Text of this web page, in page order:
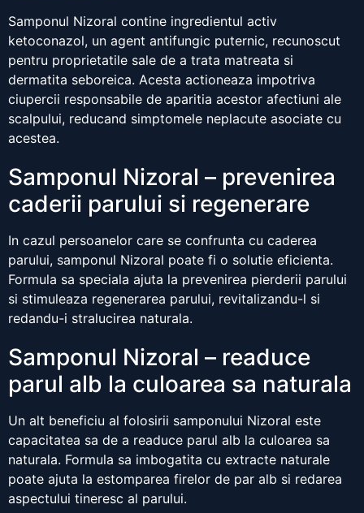
Samponul Nizoral contine ingredientul activ
ketoconazol, un agent antifungic puternic, recunoscut
pentru proprietatile sale de a trata matreata si
dermatita seboreica. Acesta actioneaza impotriva
ciupercii responsabile de aparitia acestor afectiuni ale
scalpului, reducand simptomele neplacute asociate cu
acestea.
Samponul Nizoral – prevenirea
caderii parului si regenerare
In cazul persoanelor care se confrunta cu caderea
parului, samponul Nizoral poate fi o solutie eficienta.
Formula sa speciala ajuta la prevenirea pierderii parului
si stimuleaza regenerarea parului, revitalizandu-l si
redandu-i stralucirea naturala.
Samponul Nizoral – readuce
parul alb la culoarea sa naturala
Un alt beneficiu al folosirii samponului Nizoral este
capacitatea sa de a readuce parul alb la culoarea sa
naturala. Formula sa imbogatita cu extracte naturale
poate ajuta la estomparea firelor de par alb si redarea
aspectului tineresc al parului.